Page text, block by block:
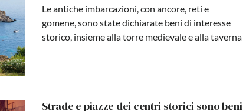
Le antiche imbarcazioni, con ancore, reti e
gomene, sono state dichiarate beni di interesse
storico, insieme alla torre medievale e alla taverna
Strade e piazze dei centri storici sono beni